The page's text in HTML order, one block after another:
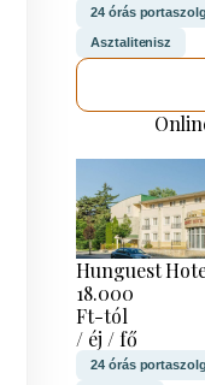
24 órás
Asztalitenisz
Hunguest
18.000
Ft-tól
/ éj / fő
24 órás